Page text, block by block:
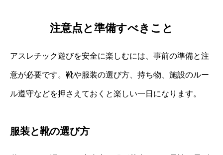
注意点と準備すべきこと
アスレチック遊びを安全に楽しむには、事前の準備と注
意が必要です。靴や服装の選び方、持ち物、施設のルー
ル遵守などを押さえておくと楽しい一日になります。
服装と靴の選び方